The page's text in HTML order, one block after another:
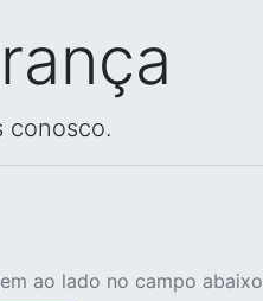
conosco.
ao lado no campo abaixo